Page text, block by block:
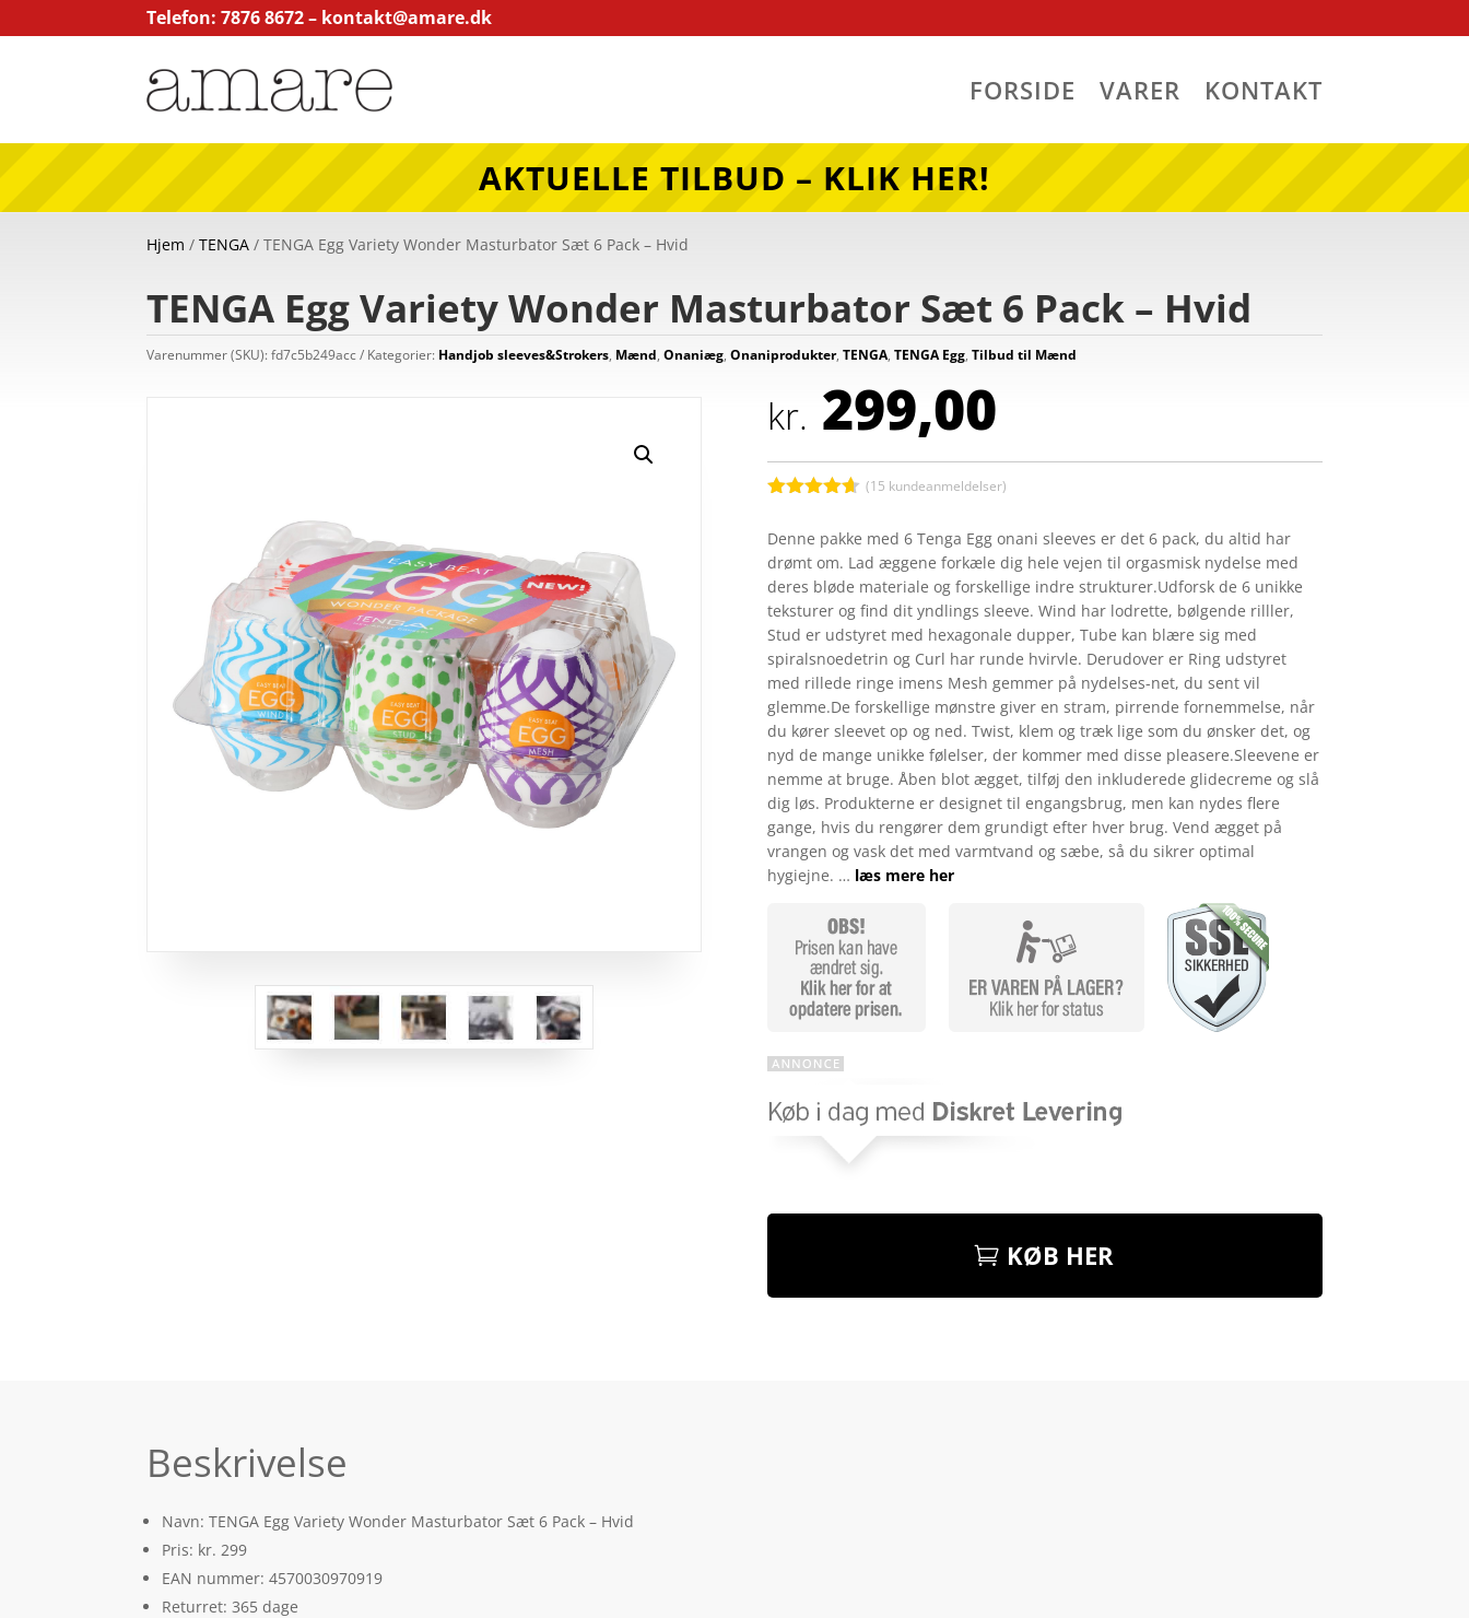
Telefon: 7876 8672 – kontakt@amare.dk
FORSIDE VARER KONTAKT
AKTUELLE TILBUD – KLIK HER!
Hjem /TENGA / TENGA Egg Variety Wonder Masturbator Sæt 6 Pack – Hvid
TENGA Egg Variety Wonder Masturbator Sæt 6 Pack – Hvid
Varenummer (SKU):fd7c5b249acc Kategorier: Handjob sleeves&Strokers, Mænd,Onaniæg,Onaniprodukter,TENGA,TENGA Egg,Tilbud til Mænd
kr. 299,00
ud af 5
baseret på
kundebedø
mmelser
(15 kundeanmeldelser)
Denne pakke med 6 Tenga Egg onani sleeves er det 6 pack, du altid har
drømt om. Lad æggene forkæle dig hele vejen til orgasmisk nydelse med
deres bløde materiale og forskellige indre strukturer.Udforsk de 6 unikke
teksturer og find dit yndlings sleeve. Wind har lodrette, bølgende rilller,
Stud er udstyret med hexagonale dupper, Tube kan blære sig med
spiralsnoedetrin og Curl har runde hvirvle. Derudover er Ring udstyret
med rillede ringe imens Mesh gemmer på nydelses-net, du sent vil
glemme.De forskellige mønstre giver en stram, pirrende fornemmelse, når
du kører sleevet op og ned. Twist, klem og træk lige som du ønsker det, og
nyd de mange unikke følelser, der kommer med disse pleasere.Sleevene er
nemme at bruge. Åben blot ægget, tilføj den inkluderede glidecreme og slå
dig løs. Produkterne er designet til engangsbrug, men kan nydes flere
gange, hvis du rengører dem grundigt efter hver brug. Vend ægget på
vrangen og vask det med varmtvand og sæbe, så du sikrer optimal
hygiejne. … læs mere her
KØB HER
Beskrivelse
Navn: TENGA Egg Variety Wonder Masturbator Sæt 6 Pack – Hvid
Pris: kr. 299
EAN nummer: 4570030970919
Returret: 365 dage